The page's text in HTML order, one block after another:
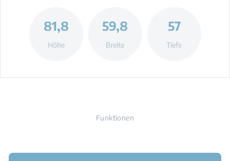
81,8
Höhe
59,8
Breite
57
Tiefe
Funktionen